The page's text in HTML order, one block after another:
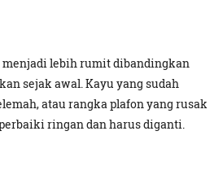
lebih rumit dibandingkan
sejak awal. Kayu yang sudah
atau rangka plafon yang rusak
ringan dan harus diganti.